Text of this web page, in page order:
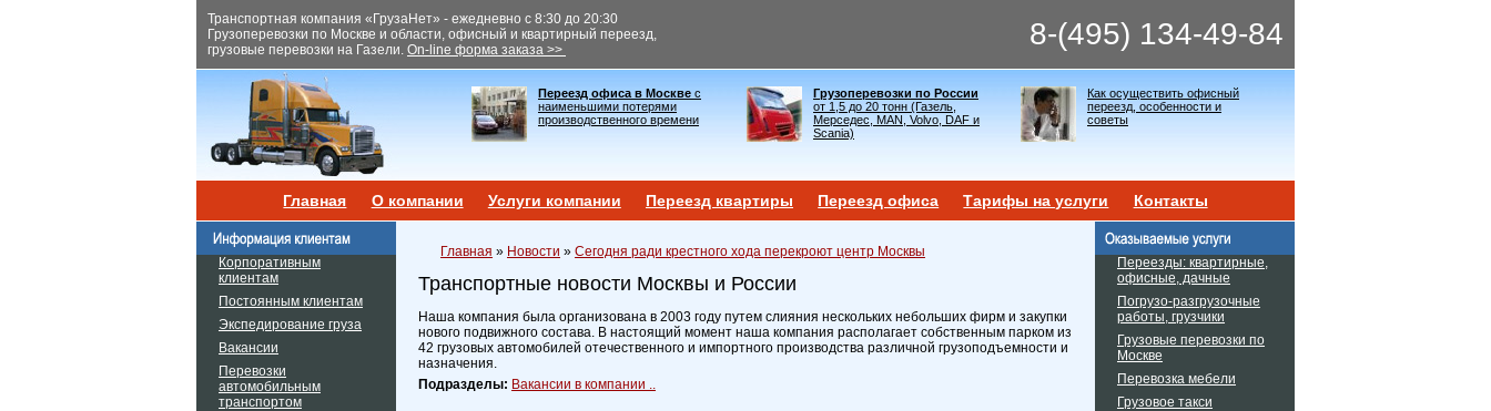
Транспортная компания «ГрузаНет» - ежедневно с 8:30 до 20:30
Грузоперевозки по Москве и области, офисный и квартирный переезд,
грузовые перевозки на Газели. On-line форма заказа >> 8-(495) 134-49-84
Переезд офиса в Москве с
наименьшими потерями
производственного времени
Грузоперевозки по России
от 1,5 до 20 тонн (Газель,
Мерседес, MAN, Volvo, DAF и
Scania)
Как осуществить офисный
переезд, особенности и
советы
Главная О компании Услуги компании Переезд квартиры Переезд офиса Тарифы на услуги Контакты
Корпоративным
клиентам
Постоянным клиентам
Экспедирование груза
Вакансии
Перевозки
автомобильным
транспортом
Главная » Новости » Сегодня ради крестного хода перекроют центр Москвы
Транспортные новости Москвы и России
Наша компания была организована в 2003 году путем слияния нескольких небольших фирм и закупки
нового подвижного состава. В настоящий момент наша компания располагает собственным парком из
42 грузовых автомобилей отечественного и импортного производства различной грузоподъемности и
назначения.
Подразделы: Вакансии в компании ..
Переезды: квартирные,
офисные, дачные
Погрузо-разгрузочные
работы, грузчики
Грузовые перевозки по
Москве
Перевозка мебели
Грузовое такси